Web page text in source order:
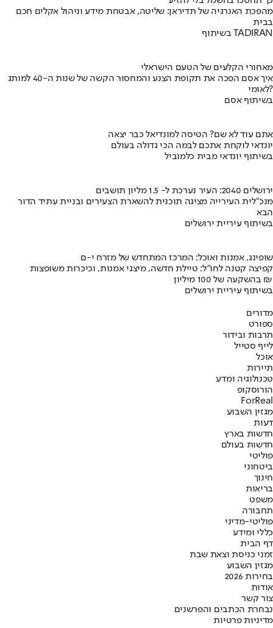
מהפכת האנרגיה של תדיראן: שליטה, אבטחת מידע וניהול אקלים חכם
בבית
בשיתוף TADIRAN
מאחורי הקלעים של הטעם הישראלי
איך אסם הפכה את תקופת הצנע והמחסור הקשה של שנות ה-40 למותג
לאומי?
בשיתוף אסם
אתם עוד לא שם? הטיסה למונדיאל כבר יצאה
יונדאי לוקחת אתכם לבמה הכי גדולה בעולם
בשיתוף יונדאי מבית כלמוביל
ירושלים 2040: העיר נערכת ל- 1.5 מליון תושבים
מנכ"לית העירייה מציגה תוכנית להשארת הצעירים ובניית עתיד הדור
הבא
בשיתוף עיריית ירושלים
שופינג, אמנות ואוכל: המרכז המתחדש של מזרח י-ם
קפיצה קטנה לחו"ל: טיילת חדשה, מיצגי אמנות, וכיכרות משופצות
בהשקעה של 100 מיליון ₪
בשיתוף עיריית ירושלים
מדורים
ספורט
תרבות ובידור
לייף סטייל
אוכל
תיירות
טכנולוגיה ומדע
הורוסקופ
ForReal
מגזין השבוע
דעות
חדשות בארץ
חדשות בעולם
פוליטי
ביטחוני
חינוך
בריאות
משפט
תחבורה
פוליטי-מדיני
כללי ומידע
דף הבית
זמני כניסת וצאת שבת
מגזין השבוע
בחירות 2026
אודות
צור קשר
נבחרת הכתבים והפרשנים
מדיניות פרטיות